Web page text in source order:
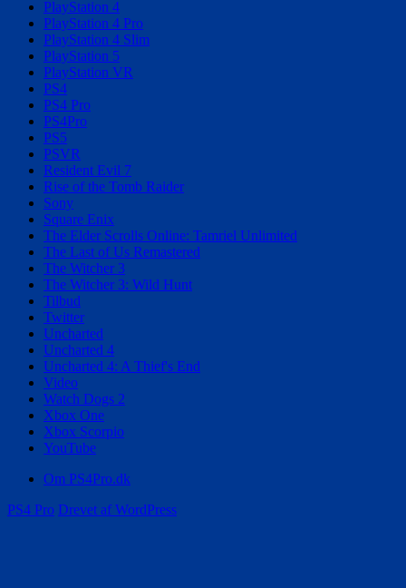
PlayStation 4
PlayStation 4 Pro
PlayStation 4 Slim
PlayStation 5
PlayStation VR
PS4
PS4 Pro
PS4Pro
PS5
PSVR
Resident Evil 7
Rise of the Tomb Raider
Sony
Square Enix
The Elder Scrolls Online: Tamriel Unlimited
The Last of Us Remastered
The Witcher 3
The Witcher 3: Wild Hunt
Tilbud
Twitter
Uncharted
Uncharted 4
Uncharted 4: A Thief's End
Video
Watch Dogs 2
Xbox One
Xbox Scorpio
YouTube
Om PS4Pro.dk
PS4 Pro Drevet af WordPress